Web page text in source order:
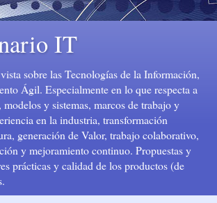
IT
sobre las Tecnologías de la Información,
Ágil. Especialmente en lo que respecta a
y sistemas, marcos de trabajo y
en la industria, transformación
generación de Valor, trabajo colaborativo,
y mejoramiento continuo. Propuestas y
prácticas y calidad de los productos (de